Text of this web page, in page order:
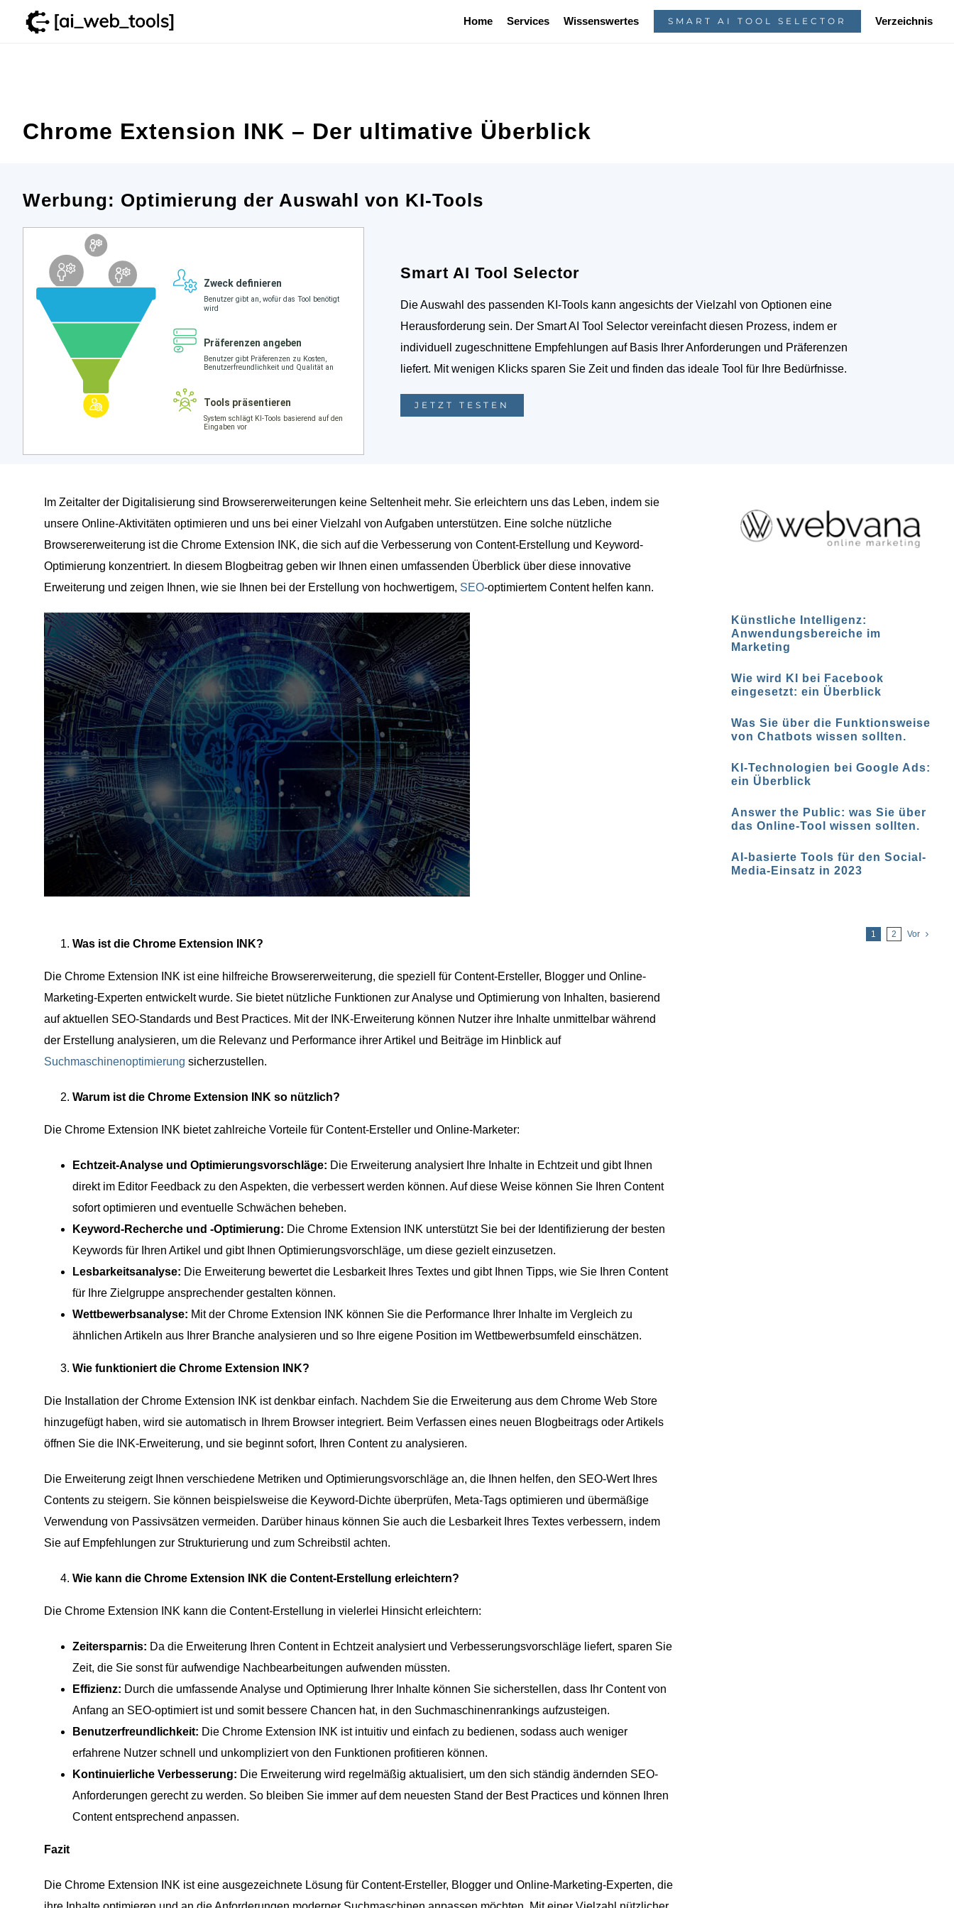
Home Services Wissenswertes SMART AI TOOL SELECTOR Verzeichnis
Chrome Extension INK – Der ultimative Überblick
Werbung: Optimierung der Auswahl von KI-Tools
Smart AI Tool Selector
Die Auswahl des passenden KI-Tools kann angesichts der Vielzahl von Optionen eine
Herausforderung sein. Der Smart AI Tool Selector vereinfacht diesen Prozess, indem er
individuell zugeschnittene Empfehlungen auf Basis Ihrer Anforderungen und Präferenzen
liefert. Mit wenigen Klicks sparen Sie Zeit und finden das ideale Tool für Ihre Bedürfnisse.
JETZT TESTEN
Im Zeitalter der Digitalisierung sind Browsererweiterungen keine Seltenheit mehr. Sie erleichtern uns das Leben, indem sie
unsere Online-Aktivitäten optimieren und uns bei einer Vielzahl von Aufgaben unterstützen. Eine solche nützliche
Browsererweiterung ist die Chrome Extension INK, die sich auf die Verbesserung von Content-Erstellung und Keyword-
Optimierung konzentriert. In diesem Blogbeitrag geben wir Ihnen einen umfassenden Überblick über diese innovative
Erweiterung und zeigen Ihnen, wie sie Ihnen bei der Erstellung von hochwertigem, SEO-optimiertem Content helfen kann.
Was ist die Chrome Extension INK?
Die Chrome Extension INK ist eine hilfreiche Browsererweiterung, die speziell für Content-Ersteller, Blogger und Online-
Marketing-Experten entwickelt wurde. Sie bietet nützliche Funktionen zur Analyse und Optimierung von Inhalten, basierend
auf aktuellen SEO-Standards und Best Practices. Mit der INK-Erweiterung können Nutzer ihre Inhalte unmittelbar während
der Erstellung analysieren, um die Relevanz und Performance ihrer Artikel und Beiträge im Hinblick auf
Suchmaschinenoptimierung sicherzustellen.
Warum ist die Chrome Extension INK so nützlich?
Die Chrome Extension INK bietet zahlreiche Vorteile für Content-Ersteller und Online-Marketer:
Echtzeit-Analyse und Optimierungsvorschläge: Die Erweiterung analysiert Ihre Inhalte in Echtzeit und gibt Ihnen
direkt im Editor Feedback zu den Aspekten, die verbessert werden können. Auf diese Weise können Sie Ihren Content
sofort optimieren und eventuelle Schwächen beheben.
Keyword-Recherche und -Optimierung: Die Chrome Extension INK unterstützt Sie bei der Identifizierung der besten
Keywords für Ihren Artikel und gibt Ihnen Optimierungsvorschläge, um diese gezielt einzusetzen.
Lesbarkeitsanalyse: Die Erweiterung bewertet die Lesbarkeit Ihres Textes und gibt Ihnen Tipps, wie Sie Ihren Content
für Ihre Zielgruppe ansprechender gestalten können.
Wettbewerbsanalyse: Mit der Chrome Extension INK können Sie die Performance Ihrer Inhalte im Vergleich zu
ähnlichen Artikeln aus Ihrer Branche analysieren und so Ihre eigene Position im Wettbewerbsumfeld einschätzen.
Wie funktioniert die Chrome Extension INK?
Die Installation der Chrome Extension INK ist denkbar einfach. Nachdem Sie die Erweiterung aus dem Chrome Web Store
hinzugefügt haben, wird sie automatisch in Ihrem Browser integriert. Beim Verfassen eines neuen Blogbeitrags oder Artikels
öffnen Sie die INK-Erweiterung, und sie beginnt sofort, Ihren Content zu analysieren.
Die Erweiterung zeigt Ihnen verschiedene Metriken und Optimierungsvorschläge an, die Ihnen helfen, den SEO-Wert Ihres
Contents zu steigern. Sie können beispielsweise die Keyword-Dichte überprüfen, Meta-Tags optimieren und übermäßige
Verwendung von Passivsätzen vermeiden. Darüber hinaus können Sie auch die Lesbarkeit Ihres Textes verbessern, indem
Sie auf Empfehlungen zur Strukturierung und zum Schreibstil achten.
Wie kann die Chrome Extension INK die Content-Erstellung erleichtern?
Die Chrome Extension INK kann die Content-Erstellung in vielerlei Hinsicht erleichtern:
Zeitersparnis: Da die Erweiterung Ihren Content in Echtzeit analysiert und Verbesserungsvorschläge liefert, sparen Sie
Zeit, die Sie sonst für aufwendige Nachbearbeitungen aufwenden müssten.
Effizienz: Durch die umfassende Analyse und Optimierung Ihrer Inhalte können Sie sicherstellen, dass Ihr Content von
Anfang an SEO-optimiert ist und somit bessere Chancen hat, in den Suchmaschinenrankings aufzusteigen.
Benutzerfreundlichkeit: Die Chrome Extension INK ist intuitiv und einfach zu bedienen, sodass auch weniger
erfahrene Nutzer schnell und unkompliziert von den Funktionen profitieren können.
Kontinuierliche Verbesserung: Die Erweiterung wird regelmäßig aktualisiert, um den sich ständig ändernden SEO-
Anforderungen gerecht zu werden. So bleiben Sie immer auf dem neuesten Stand der Best Practices und können Ihren
Content entsprechend anpassen.
Fazit
Die Chrome Extension INK ist eine ausgezeichnete Lösung für Content-Ersteller, Blogger und Online-Marketing-Experten, die
Künstliche Intelligenz:
Anwendungsbereiche im
Marketing
Wie wird KI bei Facebook
eingesetzt: ein Überblick
Was Sie über die Funktionsweise
von Chatbots wissen sollten.
KI-Technologien bei Google Ads:
ein Überblick
Answer the Public: was Sie über
das Online-Tool wissen sollten.
AI-basierte Tools für den Social-
Media-Einsatz in 2023
1 2 Vor